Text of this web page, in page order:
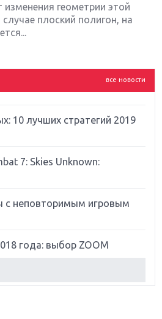
изменения геометрии этой
плоский полигон, на
все новости
Switch: Labo, South Park и
10 лучших стратегий 2019
7: Skies Unknown:
с неповторимым игровым
года: выбор ZOOM